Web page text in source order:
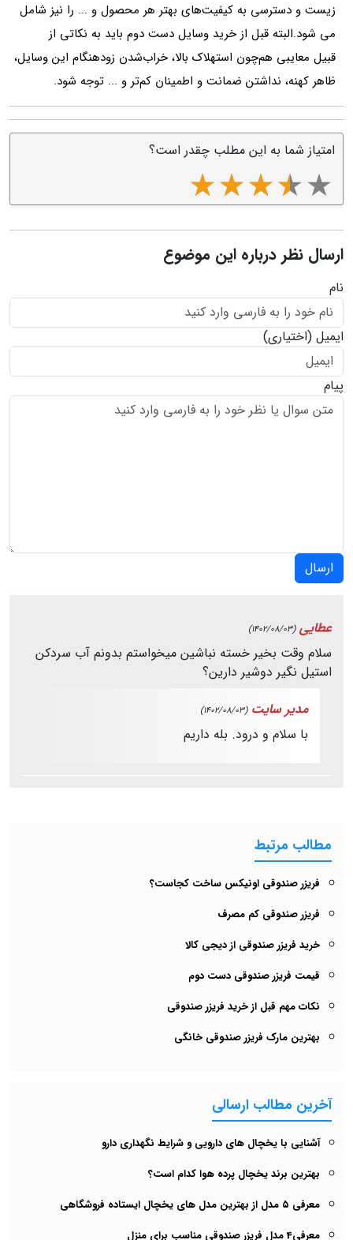
زیست و دسترسی به کیفیت‌های بهتر هر محصول و ... را نیز شامل
می شود.البته قبل از خرید وسایل دست دوم باید به نکاتی از
قبیل معایبی هم‌چون استهلاک بالا، خراب‌شدن زودهنگام این وسایل،
ظاهر کهنه، نداشتن ضمانت و اطمینان کم‌تر و ... توجه شود.
امتیاز شما به این مطلب چقدر است؟
ارسال نظر درباره این موضوع
نام
ایمیل (اختیاری)
پیام
ارسال
عطایی (1402/08/03)
سلام وقت بخیر خسته نباشین میخواستم بدونم آب سردکن
استیل نگیر دوشیر دارین؟
مدیر سایت (1402/08/03)
با سلام و درود. بله داریم
مطالب مرتبط
فریزر صندوقی اونیکس ساخت کجاست؟
فریزر صندوقی کم مصرف
خرید فریزر صندوقی از دیجی کالا
قیمت فریزر صندوقی دست دوم
نکات مهم قبل از خرید فریزر صندوقی
بهترین مارک فریزر صندوقی خانگی
آخرین مطالب ارسالی
آشنایی با یخچال های دارویی و شرایط نگهداری دارو
بهترین برند یخچال پرده هوا کدام است؟
معرفی ۵ مدل از بهترین مدل های یخچال‌ ایستاده فروشگاهی
معرفی4 مدل فریزر صندوقی مناسب برای منزل